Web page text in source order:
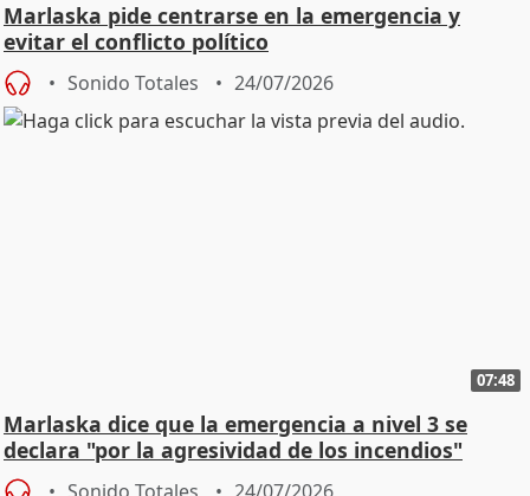
Marlaska pide centrarse en la emergencia y
evitar el conflicto político
Sonido Totales 24/07/2026
07:48
Marlaska dice que la emergencia a nivel 3 se
declara "por la agresividad de los incendios"